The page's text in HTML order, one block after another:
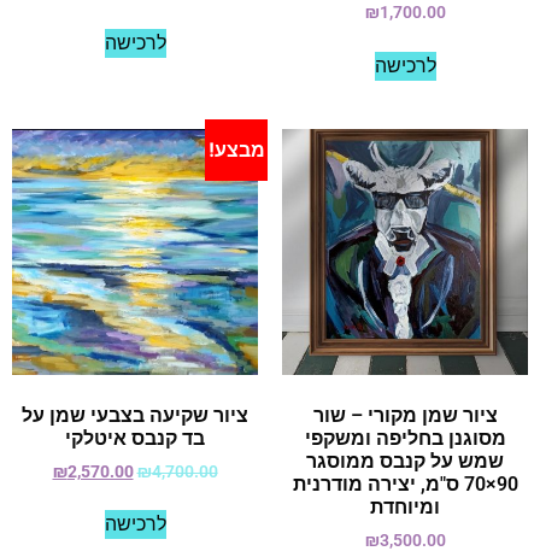
₪1,700.00
לרכישה
לרכישה
ציור שמן מקורי – שור
מסוגנן בחליפה ומשקפי
שמש על קנבס ממוסגר
90×70 ס"מ, יצירה מודרנית
ומיוחדת
₪3,500.00
מבצע!
ציור שקיעה בצבעי שמן על
בד קנבס איטלקי
₪4,700.00
₪2,570.00
לרכישה